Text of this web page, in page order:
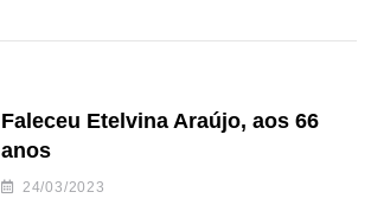
Faleceu Etelvina Araújo, aos 66
anos
24/03/2023